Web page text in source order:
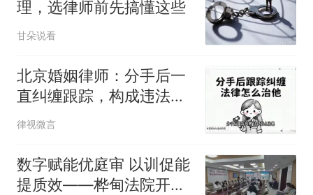
理，选律师前先搞懂这些
甘朵说看
北京婚姻律师：分手后一
直纠缠跟踪，构成违法
吗？
律视微言
数字赋能优庭审 以训促能
提质效——桦甸法院开展